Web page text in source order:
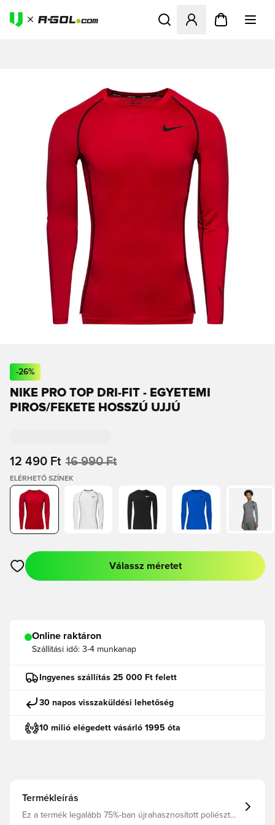
Megnyit egy modált a
-26%
NIKE PRO TOP DRI-FIT - EGYETEMI
PIROS/FEKETE HOSSZÚ UJJÚ
12 490 Ft 16 990 Ft
ELÉRHETŐ SZÍNEK
Megnyit egy modált a bejelentkezéshez vagy a tagként való
Válassz méretet
Online raktáron
Szállítási idő: 3-4 munkanap
Ingyenes szállítás 25 000 Ft felett
30 napos visszaküldési lehetőség
10 milió elégedett vásárló 1995 óta
Termékleírás
Ez a termék legalább 75%-ban újrahasznosított poliészter